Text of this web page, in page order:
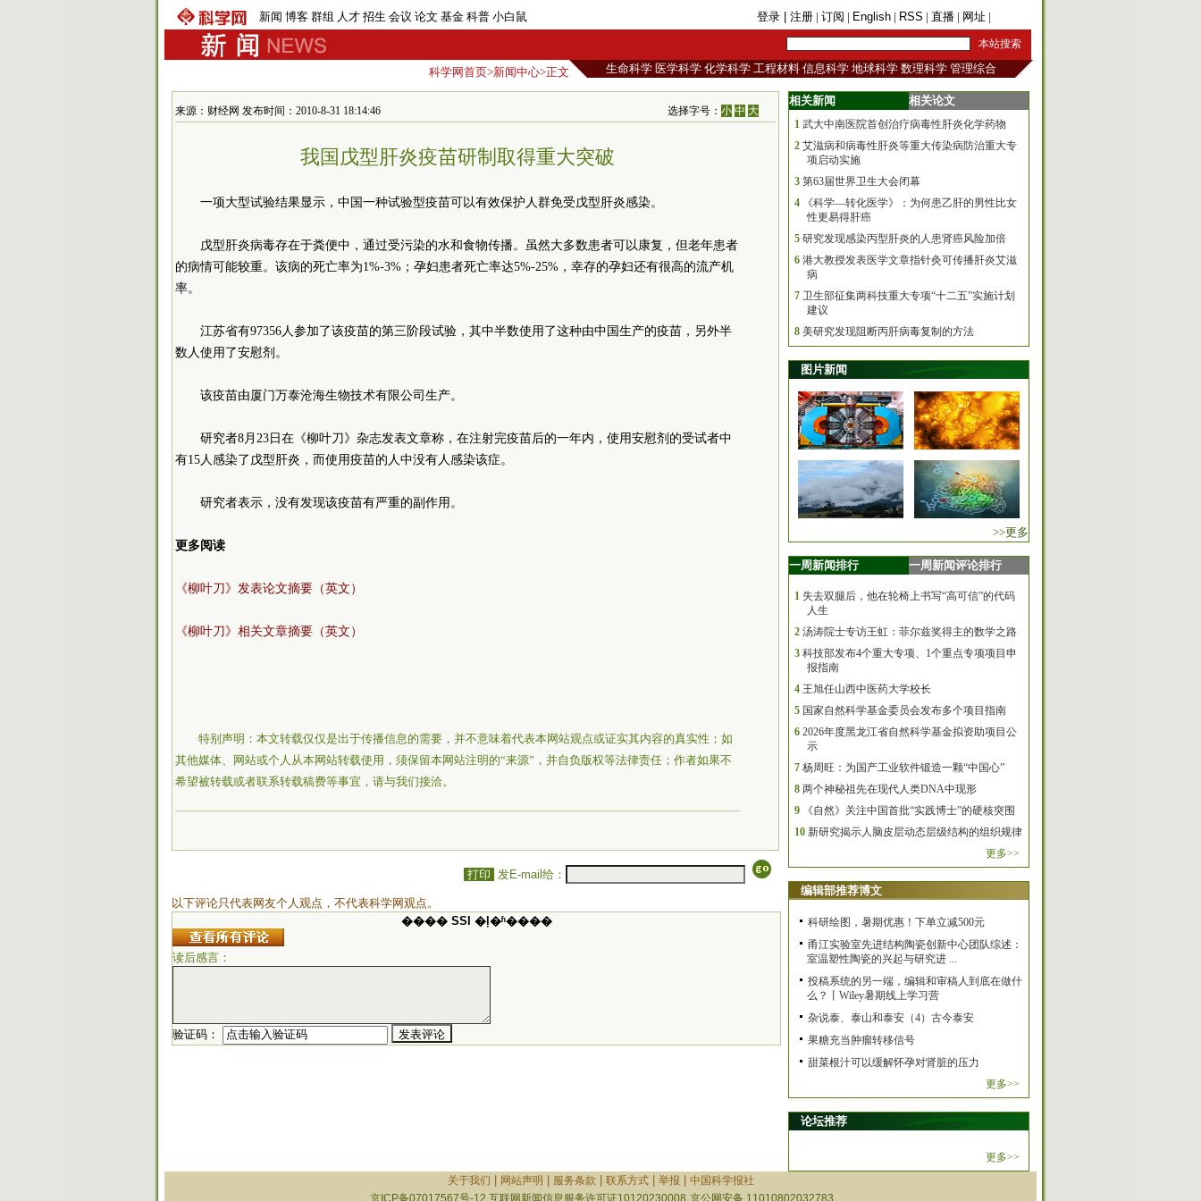
新闻 博客 群组 人才 招生 会议 论文 基金 科普 小白鼠 登录 | 注册 | 订阅 | English | RSS | 直播 | 网址 |
科学网首页>新闻中心>正文 生命科学 医学科学 化学科学 工程材料 信息科学 地球科学 数理科学 管理综合
来源：财经网 发布时间：2010-8-31 18:14:46 选择字号：小 中 大
我国戊型肝炎疫苗研制取得重大突破
一项大型试验结果显示，中国一种试验型疫苗可以有效保护人群免受戊型肝炎感染。
戊型肝炎病毒存在于粪便中，通过受污染的水和食物传播。虽然大多数患者可以康复，但老年患者
的病情可能较重。该病的死亡率为1%-3%；孕妇患者死亡率达5%-25%，幸存的孕妇还有很高的流产机
率。
江苏省有97356人参加了该疫苗的第三阶段试验，其中半数使用了这种由中国生产的疫苗，另外半
数人使用了安慰剂。
该疫苗由厦门万泰沧海生物技术有限公司生产。
研究者8月23日在《柳叶刀》杂志发表文章称，在注射完疫苗后的一年内，使用安慰剂的受试者中
有15人感染了戊型肝炎，而使用疫苗的人中没有人感染该症。
研究者表示，没有发现该疫苗有严重的副作用。
更多阅读
《柳叶刀》发表论文摘要（英文）
《柳叶刀》相关文章摘要（英文）
特别声明：本文转载仅仅是出于传播信息的需要，并不意味着代表本网站观点或证实其内容的真实性；如
其他媒体、网站或个人从本网站转载使用，须保留本网站注明的“来源”，并自负版权等法律责任；作者如果不
希望被转载或者联系转载稿费等事宜，请与我们接洽。
打印 发E-mail给：
以下评论只代表网友个人观点，不代表科学网观点。
���� SSI �ļ�ʱ����
读后感言：
验证码：
相关新闻 相关论文
1 武大中南医院首创治疗病毒性肝炎化学药物
2 艾滋病和病毒性肝炎等重大传染病防治重大专
项启动实施
3 第63届世界卫生大会闭幕
4
《科学—转化医学》：为何患乙肝的男性比女
性更易得肝癌
5 研究发现感染丙型肝炎的人患肾癌风险加倍
6 港大教授发表医学文章指针灸可传播肝炎艾滋
病
7 卫生部征集两科技重大专项“十二五”实施计划
建议
8 美研究发现阻断丙肝病毒复制的方法
图片新闻
>>更多
一周新闻排行 一周新闻评论排行
1 失去双腿后，他在轮椅上书写“高可信”的代码
人生
2 汤涛院士专访王虹：菲尔兹奖得主的数学之路
3 科技部发布4个重大专项、1个重点专项项目申
报指南
4 王旭任山西中医药大学校长
5 国家自然科学基金委员会发布多个项目指南
6 2026年度黑龙江省自然科学基金拟资助项目公
示
7 杨周旺：为国产工业软件锻造一颗“中国心”
8 两个神秘祖先在现代人类DNA中现形
9
《自然》关注中国首批“实践博士”的硬核突围
10 新研究揭示人脑皮层动态层级结构的组织规律
更多>>
编辑部推荐博文
科研绘图，暑期优惠！下单立减500元
甬江实验室先进结构陶瓷创新中心团队综述：
室温塑性陶瓷的兴起与研究进 ...
投稿系统的另一端，编辑和审稿人到底在做什
么？丨Wiley暑期线上学习营
杂说泰、泰山和泰安（4）古今泰安
果糖充当肿瘤转移信号
甜菜根汁可以缓解怀孕对肾脏的压力
更多>>
论坛推荐
更多>>
关于我们
网站声明 服务条款 联系方式| 举报
中国科学报社
京ICP备07017567号-12 互联网新闻信息服务许可证10120230008 京公网安备 11010802032783